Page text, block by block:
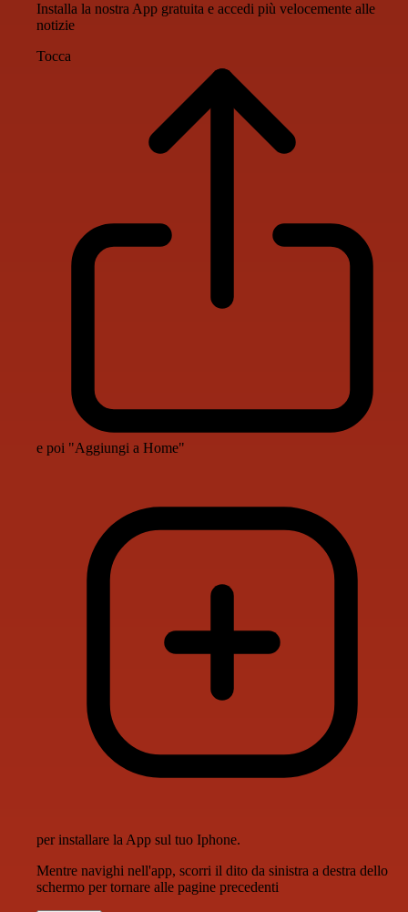
Installa la nostra App gratuita e accedi più velocemente alle
notizie
Tocca
e poi "Aggiungi a Home"
per installare la App sul tuo Iphone.
Mentre navighi nell'app, scorri il dito da sinistra a destra dello
schermo per tornare alle pagine precedenti